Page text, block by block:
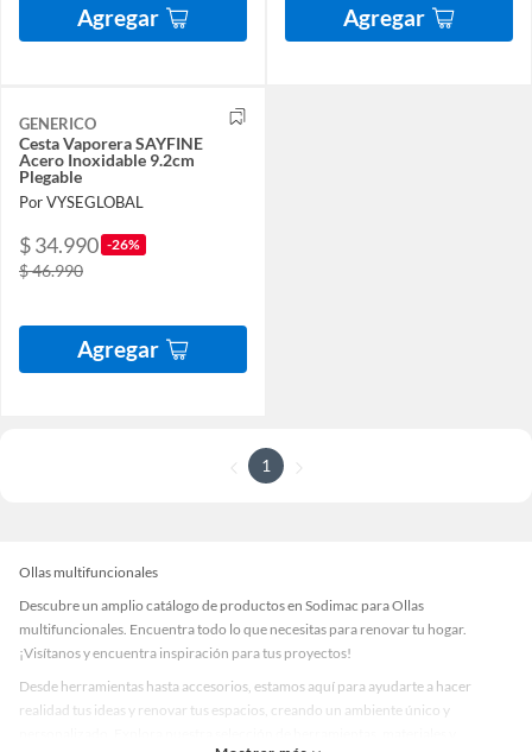
Agregar Agregar
GENERICO
Cesta Vaporera SAYFINE
Acero Inoxidable 9.2cm
Plegable
Por VYSEGLOBAL
$ 34.990 -26%
$ 46.990
Agregar
1
Ollas multifuncionales
Descubre un amplio catálogo de productos en Sodimac para Ollas
multifuncionales. Encuentra todo lo que necesitas para renovar tu hogar.
¡Visítanos y encuentra inspiración para tus proyectos!
Desde herramientas hasta accesorios, estamos aquí para ayudarte a hacer
realidad tus ideas y renovar tus espacios, creando un ambiente único y